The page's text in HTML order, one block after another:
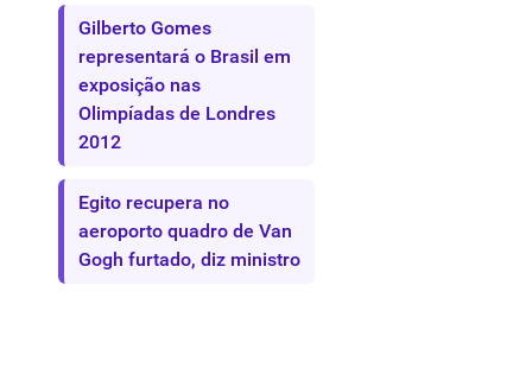
Gilberto Gomes
representará o Brasil em
exposição nas
Olimpíadas de Londres
2012
Egito recupera no
aeroporto quadro de Van
Gogh furtado, diz ministro